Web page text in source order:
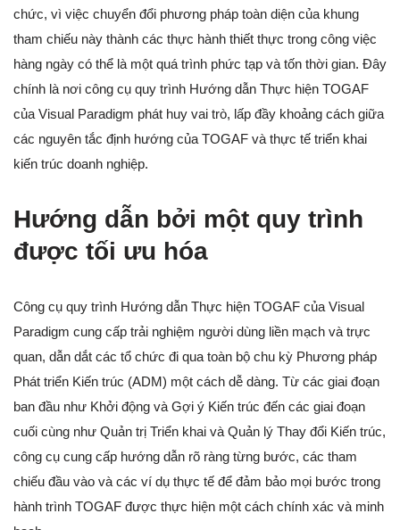
chức, vì việc chuyển đổi phương pháp toàn diện của khung
tham chiếu này thành các thực hành thiết thực trong công việc
hàng ngày có thể là một quá trình phức tạp và tốn thời gian. Đây
chính là nơi công cụ quy trình Hướng dẫn Thực hiện TOGAF
của Visual Paradigm phát huy vai trò, lấp đầy khoảng cách giữa
các nguyên tắc định hướng của TOGAF và thực tế triển khai
kiến trúc doanh nghiệp.
Hướng dẫn bởi một quy trình
được tối ưu hóa
Công cụ quy trình Hướng dẫn Thực hiện TOGAF của Visual
Paradigm cung cấp trải nghiệm người dùng liền mạch và trực
quan, dẫn dắt các tổ chức đi qua toàn bộ chu kỳ Phương pháp
Phát triển Kiến trúc (ADM) một cách dễ dàng. Từ các giai đoạn
ban đầu như Khởi động và Gợi ý Kiến trúc đến các giai đoạn
cuối cùng như Quản trị Triển khai và Quản lý Thay đổi Kiến trúc,
công cụ cung cấp hướng dẫn rõ ràng từng bước, các tham
chiếu đầu vào và các ví dụ thực tế để đảm bảo mọi bước trong
hành trình TOGAF được thực hiện một cách chính xác và minh